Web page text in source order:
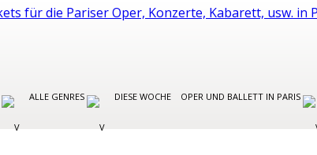
ALLE GENRES DIESE WOCHE OPER UND BALLETT IN PARIS